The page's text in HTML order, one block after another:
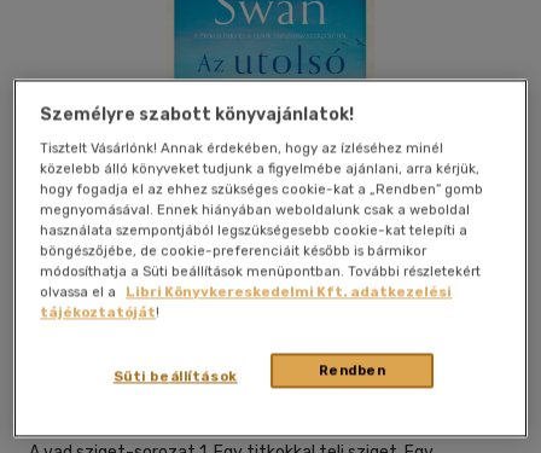
Beleolvasok
Személyre szabott könyvajánlatok!
Tisztelt Vásárlónk! Annak érdekében, hogy az ízléséhez minél
közelebb álló könyveket tudjunk a figyelmébe ajánlani, arra kérjük,
hogy fogadja el az ehhez szükséges cookie-kat a „Rendben” gomb
megnyomásával. Ennek hiányában weboldalunk csak a weboldal
használata szempontjából legszükségesebb cookie-kat telepíti a
böngészőjébe, de cookie-preferenciáit később is bármikor
módosíthatja a Süti beállítások menüpontban. További részletekért
olvassa el a
Libri Könyvkereskedelmi Kft. adatkezelési
tájékoztatóját!
Rendben
Süti beállítások